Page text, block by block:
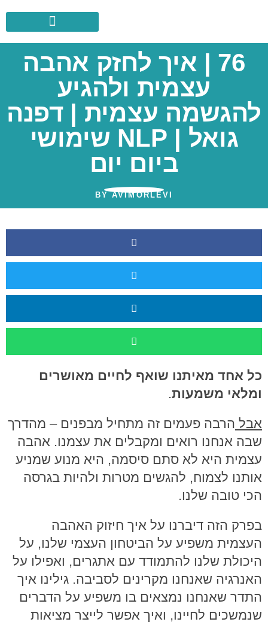
76 | איך לחזק אהבה
עצמית ולהגיע
להגשמה עצמית | דפנה
גואל | NLP שימושי
ביום יום
BYAVIMORLEVI
כל אחד מאיתנו שואף לחיים מאושרים
ומלאי משמעות.
אבל הרבה פעמים זה מתחיל מבפנים – מהדרך
שבה אנחנו רואים ומקבלים את עצמנו. אהבה
עצמית היא לא סתם סיסמה, היא מנוע שמניע
אותנו לצמוח, להגשים מטרות ולהיות בגרסה
הכי טובה שלנו.
בפרק הזה דיברנו על איך חיזוק האהבה
העצמית משפיע על הביטחון העצמי שלנו, על
היכולת שלנו להתמודד עם אתגרים, ואפילו על
האנרגיה שאנחנו מקרינים לסביבה. גילינו איך
התדר שאנחנו נמצאים בו משפיע על הדברים
שנמשכים לחיינו, ואיך אפשר לייצר מציאות